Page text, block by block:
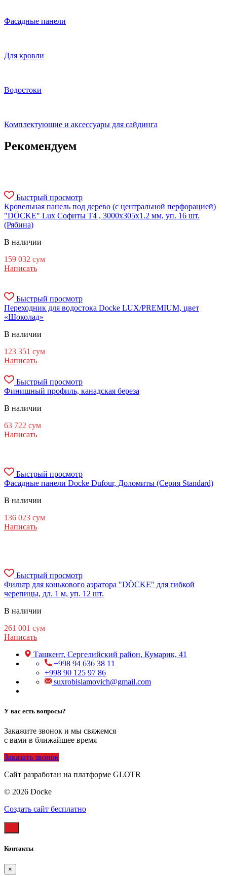
Фасадные панели
Для кровли
Водостоки
Комплектующие и аксессуары для сайдинга
Рекомендуем
Быстрый просмотр
Кровельная панель под дерево (с центральной перфорацией)
"DÖCKE" Lux Софиты Т4 , 3000х305х1.2 мм, уп. 16 шт.
(Рябина)
В наличии
159 032 сум
Написать
Быстрый просмотр
Переходник для водостока Docke LUX/PREMIUM, цвет
«Шоколад»
В наличии
123 351 сум
Написать
Быстрый просмотр
Финишный профиль, канадская береза
В наличии
63 722 сум
Написать
Быстрый просмотр
Фасадные панели Docke Dufour, Доломиты (Серия Standard)
В наличии
136 023 сум
Написать
Быстрый просмотр
Фильтр для конькового аэратора "DÖCKE" для гибкой
черепицы, дл. 1 м, уп. 12 шт.
В наличии
261 001 сум
Написать
Ташкент, Сергелийский район, Кумарик, 41
+998 94 636 38 11
+998 90 125 97 86
suxrobislamovich@gmail.com
У вас есть вопросы?
Закажите звонок и мы свяжемся
с вами в ближайшее время
Заказать звонок
Сайт разработан на платформе GLOTR
© 2026 Docke
Создать cайт бесплатно
Контакты
×